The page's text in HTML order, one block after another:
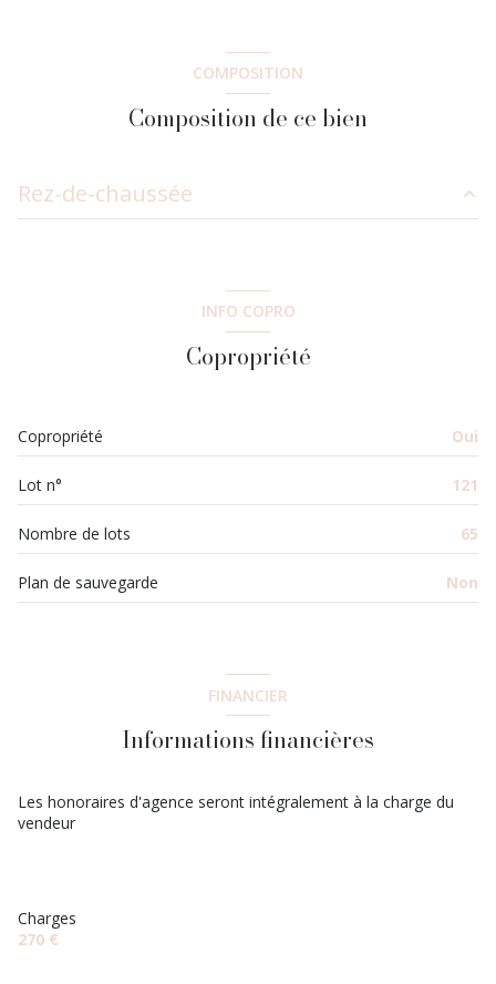
COMPOSITION
Composition de ce bien
Rez-de-chaussée
WC
INFO COPRO
Copropriété
Copropriété Oui
Lot n° 121
Nombre de lots 65
Plan de sauvegarde Non
FINANCIER
Informations financières
Les honoraires d'agence seront intégralement à la charge du
vendeur
Charges
270 €